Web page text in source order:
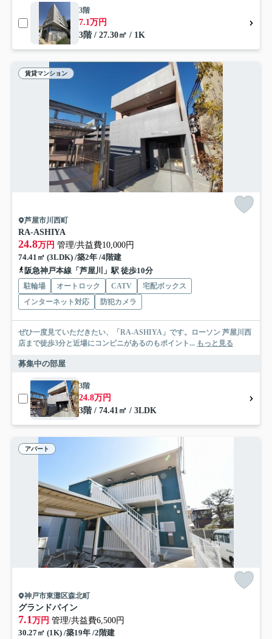
3階
7.1万円
3階 / 27.30㎡ / 1K
賃貸マンション
芦屋市川西町
RA-ASHIYA
24.8万円 管理/共益費10,000円
74.41㎡ (3LDK) /築2年 /4階建
阪急神戸本線「芦屋川」駅 徒歩10分
駐輪場 オートロック CATV
宅配ボックス
インターネット対応
防犯カメラ
ぜひ一度見ていただきたい、「RA-ASHIYA」です。ローソン 芦屋川西
店まで徒歩3分と近場にコンビニがあるのもポイント... もっと見る
募集中の部屋
3階
24.8万円
3階 / 74.41㎡ / 3LDK
アパート
神戸市東灘区森北町
グランドパイン
7.1 万円 管理/共益費6,500円
30.27㎡ (1K) /築19年 /2階建